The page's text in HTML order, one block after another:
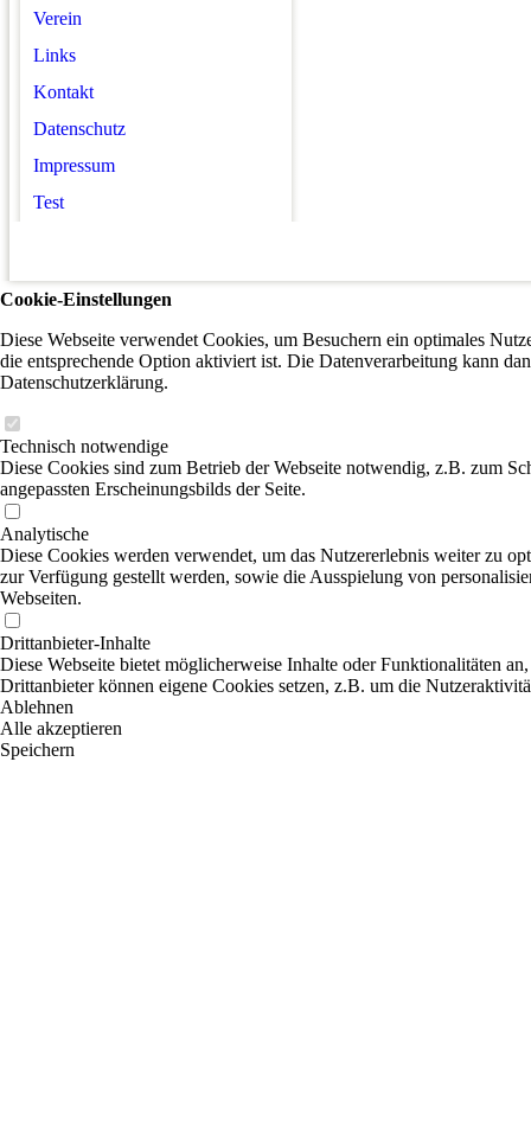
Verein
Links
Kontakt
Datenschutz
Impressum
Test
Cookie-Einstellungen
Diese Webseite verwendet Cookies, um Besuchern ein optimales
die entsprechende Option aktiviert ist. Die Datenverarbeitung kann
Datenschutzerklärung.
Technisch notwendige
Diese Cookies sind zum Betrieb der Webseite notwendig, z.B. zum
angepassten Erscheinungsbilds der Seite.
Analytische
Diese Cookies werden verwendet, um das Nutzererlebnis weiter zu
zur Verfügung gestellt werden, sowie die Ausspielung von
Webseiten.
Drittanbieter-Inhalte
Diese Webseite bietet möglicherweise Inhalte oder Funktionalitäten
Drittanbieter können eigene Cookies setzen, z.B. um die
Ablehnen
Alle akzeptieren
Speichern